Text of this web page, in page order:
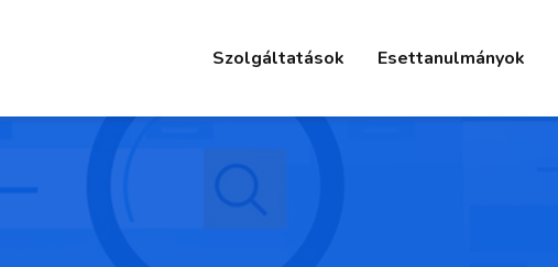
Szolgáltatások Esettanulmányok